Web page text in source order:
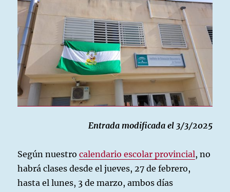
Entrada modificada el 3/3/2025
Según nuestrocalendario escolar provincial, no
habrá clases desde el jueves, 27 de febrero,
hasta el lunes, 3 de marzo, ambos días